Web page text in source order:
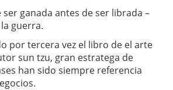
ganada antes de ser librada –
guerra.
por tercera vez el libro de el arte
sun tzu, gran estratega de
han sido siempre referencia